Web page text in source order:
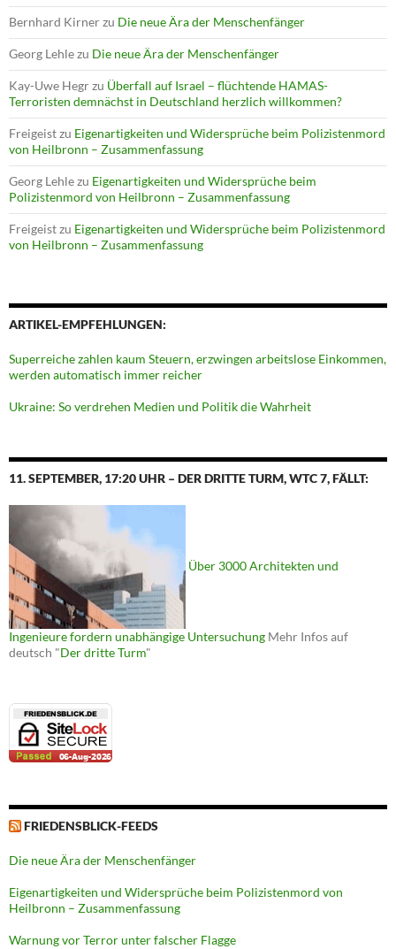
Bernhard Kirnerzu Die neue Ära der Menschenfänger
Georg Lehlezu Die neue Ära der Menschenfänger
Kay-Uwe Hegrzu Überfall auf Israel – flüchtende HAMAS-
Terroristen demnächst in Deutschland herzlich willkommen?
Freigeistzu Eigenartigkeiten und Widersprüche beim Polizistenmord
von Heilbronn – Zusammenfassung
Georg Lehlezu Eigenartigkeiten und Widersprüche beim
Polizistenmord von Heilbronn – Zusammenfassung
Freigeistzu Eigenartigkeiten und Widersprüche beim Polizistenmord
von Heilbronn – Zusammenfassung
ARTIKEL-EMPFEHLUNGEN:
Superreiche zahlen kaum Steuern, erzwingen arbeitslose Einkommen,
werden automatisch immer reicher
Ukraine: So verdrehen Medien und Politik die Wahrheit
11. SEPTEMBER, 17:20 UHR – DER DRITTE TURM, WTC 7, FÄLLT:
Über 3000 Architekten und
Ingenieure fordern unabhängige Untersuchung Mehr Infos auf
deutsch "Der dritte Turm"
FRIEDENSBLICK-FEEDS
Die neue Ära der Menschenfänger
Eigenartigkeiten und Widersprüche beim Polizistenmord von
Heilbronn – Zusammenfassung
Warnung vor Terror unter falscher Flagge